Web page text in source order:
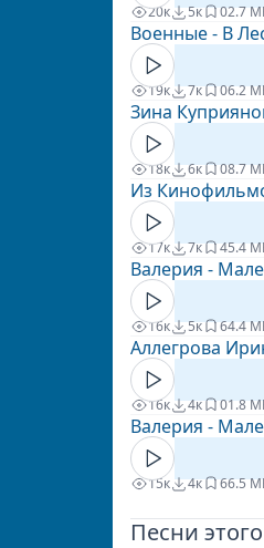
20к 5к 02.7
Военные - В
19к 7к 06.2
Зина
18к 6к 08.7
Из
17к 7к 45.4
Валерия -
16к 5к 64.4
Аллегрова
16к 4к 01.8
Валерия -
15к 4к 66.5
Песни